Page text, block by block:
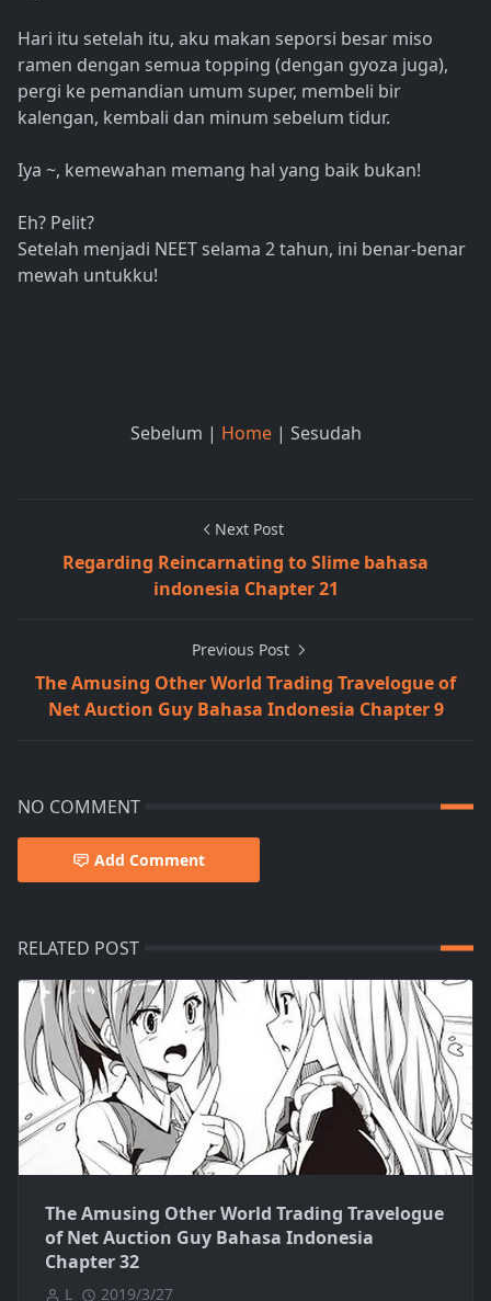
Hari itu setelah itu, aku makan seporsi besar miso
ramen dengan semua topping (dengan gyoza juga),
pergi ke pemandian umum super, membeli bir
kalengan, kembali dan minum sebelum tidur.
Iya ~, kemewahan memang hal yang baik bukan!
Eh? Pelit?
Setelah menjadi NEET selama 2 tahun, ini benar-benar
mewah untukku!
Sebelum | Home | Sesudah
Next Post
Regarding Reincarnating to Slime bahasa
indonesia Chapter 21
Previous Post
The Amusing Other World Trading Travelogue of
Net Auction Guy Bahasa Indonesia Chapter 9
NO COMMENT
Add Comment
RELATED POST
The Amusing Other World Trading Travelogue
of Net Auction Guy Bahasa Indonesia
Chapter 32
L 2019/3/27